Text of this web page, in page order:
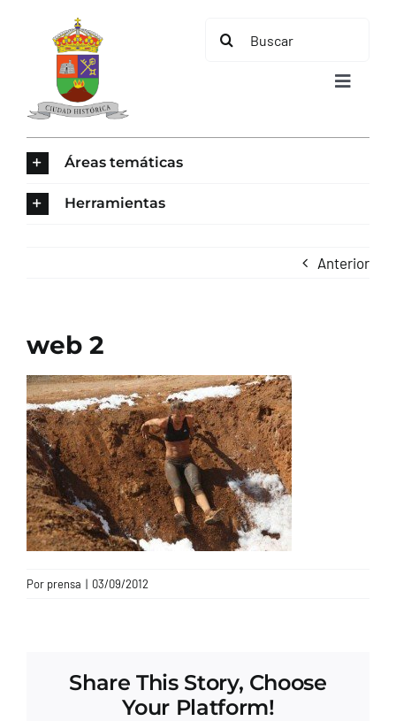
contenido
Buscar:
Toggle
CONTACTO
Áreas temáticas
Herramientas
Anterior
web 2
Por prensa | 03/09/2012
Share This Story, Choose
Your Platform!